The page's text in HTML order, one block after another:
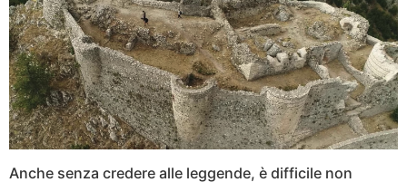
Anche senza credere alle leggende, è difficile non